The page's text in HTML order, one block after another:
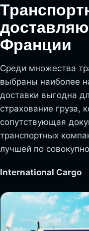
Франции
Среди множества
выбраны наиболее
доставки выгодна
страхование груза,
сопутствующая
транспортных
лучшей по
International Cargo